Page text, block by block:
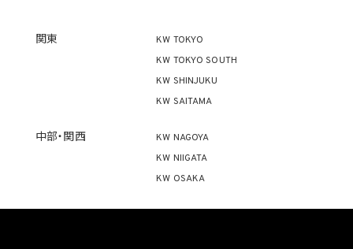
て、本人の同意を得ることが困難であるとき
行することに対して協力する必要がある場合であって、本人の同意を得ることにより当該
事務の遂行に支障を及ぼすおそれがあるとき
個人データを学術研究目的で取り扱う必要があるとき（当該個人データを取り扱う目的
ある場合を除きます。）。
4.2 当社は、違法又は不当な行為を助長し、又は誘発するおそれがある方法により個人
5. 個人情報の適正な取得
関東
KW TOKYO
KW TOKYO SOUTH
KW SHINJUKU
KW SAITAMA
中部・関西
KW NAGOYA
KW NIIGATA
KW OSAKA